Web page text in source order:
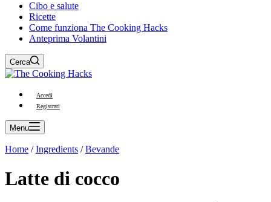
Cibo e salute
Ricette
Come funziona The Cooking Hacks
Anteprima Volantini
Cerca
Accedi
Registrati
Menu
Home /Ingredients /Bevande
Latte di cocco